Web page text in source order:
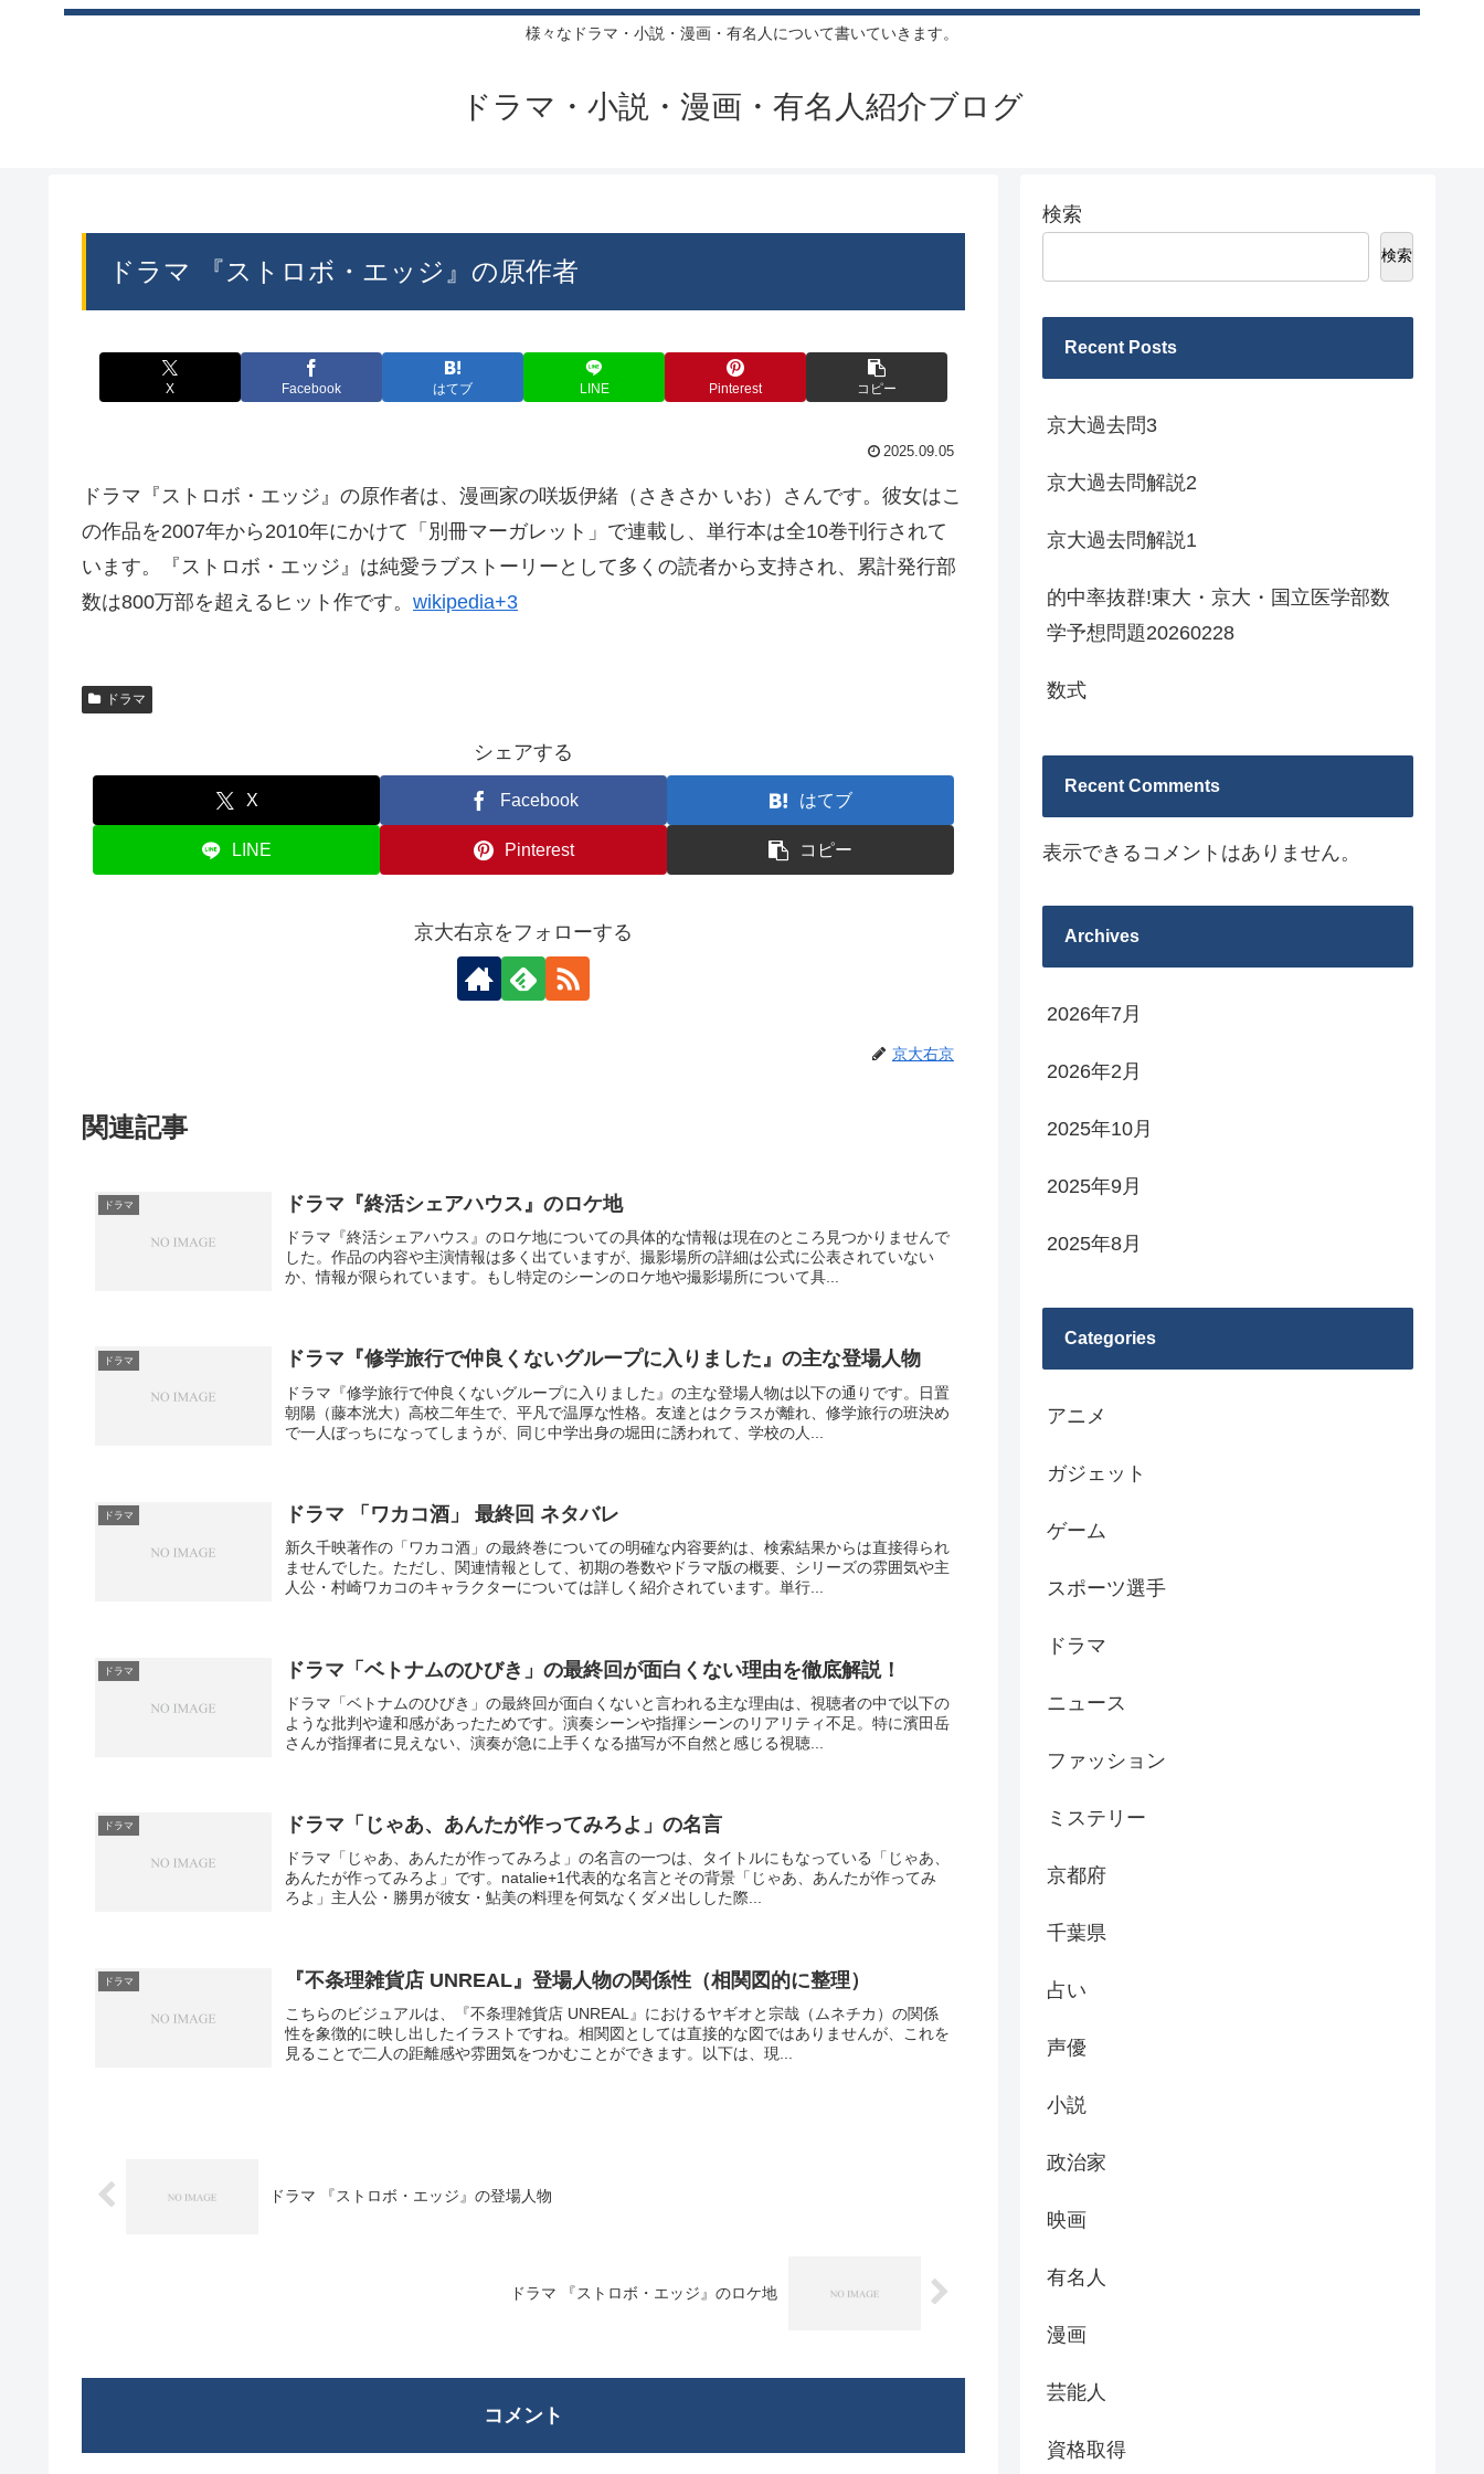
様々なドラマ・小説・漫画・有名人について書いていきます。
ドラマ・小説・漫画・有名人紹介ブログ
ドラマ 『ストロボ・エッジ』の原作者
X Facebook はてブ LINE Pinterest コピー
2025.09.05
ドラマ『ストロボ・エッジ』の原作者は、漫画家の咲坂伊緒（さきさか いお）さんです。彼女はこ
の作品を2007年から2010年にかけて「別冊マーガレット」で連載し、単行本は全10巻刊行されて
います。『ストロボ・エッジ』は純愛ラブストーリーとして多くの読者から支持され、累計発行部
数は800万部を超えるヒット作です。 wikipedia+3
ドラマ
シェアする
X Facebook はてブ
LINE Pinterest コピー
京大右京をフォローする
京大右京
関連記事
ドラマ ドラマ『終活シェアハウス』のロケ地
ドラマ『終活シェアハウス』のロケ地についての具体的な情報は現在のところ見つかりませんで
した。作品の内容や主演情報は多く出ていますが、撮影場所の詳細は公式に公表されていない
か、情報が限られています。もし特定のシーンのロケ地や撮影場所について具...
ドラマ ドラマ『修学旅行で仲良くないグループに入りました』の主な登場人物
ドラマ『修学旅行で仲良くないグループに入りました』の主な登場人物は以下の通りです。日置
朝陽（藤本洸大）高校二年生で、平凡で温厚な性格。友達とはクラスが離れ、修学旅行の班決め
で一人ぼっちになってしまうが、同じ中学出身の堀田に誘われて、学校の人...
ドラマ ドラマ 「ワカコ酒」 最終回 ネタバレ
新久千映著作の「ワカコ酒」の最終巻についての明確な内容要約は、検索結果からは直接得られ
ませんでした。ただし、関連情報として、初期の巻数やドラマ版の概要、シリーズの雰囲気や主
人公・村崎ワカコのキャラクターについては詳しく紹介されています。単行...
ドラマ ドラマ「ベトナムのひびき」の最終回が面白くない理由を徹底解説！
ドラマ「ベトナムのひびき」の最終回が面白くないと言われる主な理由は、視聴者の中で以下の
ような批判や違和感があったためです。演奏シーンや指揮シーンのリアリティ不足。特に濱田岳
さんが指揮者に見えない、演奏が急に上手くなる描写が不自然と感じる視聴...
ドラマ ドラマ「じゃあ、あんたが作ってみろよ」の名言
ドラマ「じゃあ、あんたが作ってみろよ」の名言の一つは、タイトルにもなっている「じゃあ、
あんたが作ってみろよ」です。natalie+1代表的な名言とその背景「じゃあ、あんたが作ってみ
ろよ」主人公・勝男が彼女・鮎美の料理を何気なくダメ出しした際...
ドラマ 『不条理雑貨店 UNREAL』登場人物の関係性（相関図的に整理）
こちらのビジュアルは、『不条理雑貨店 UNREAL』におけるヤギオと宗哉（ムネチカ）の関係
性を象徴的に映し出したイラストですね。相関図としては直接的な図ではありませんが、これを
見ることで二人の距離感や雰囲気をつかむことができます。以下は、現...
ドラマ 『ストロボ・エッジ』の登場人物
ドラマ 『ストロボ・エッジ』のロケ地
コメント
検索
検索
Recent Posts
京大過去問3
京大過去問解説2
京大過去問解説1
的中率抜群!東大・京大・国立医学部数
学予想問題20260228
数式
Recent Comments
表示できるコメントはありません。
Archives
2026年7月
2026年2月
2025年10月
2025年9月
2025年8月
Categories
アニメ
ガジェット
ゲーム
スポーツ選手
ドラマ
ニュース
ファッション
ミステリー
京都府
千葉県
占い
声優
小説
政治家
映画
有名人
漫画
芸能人
資格取得